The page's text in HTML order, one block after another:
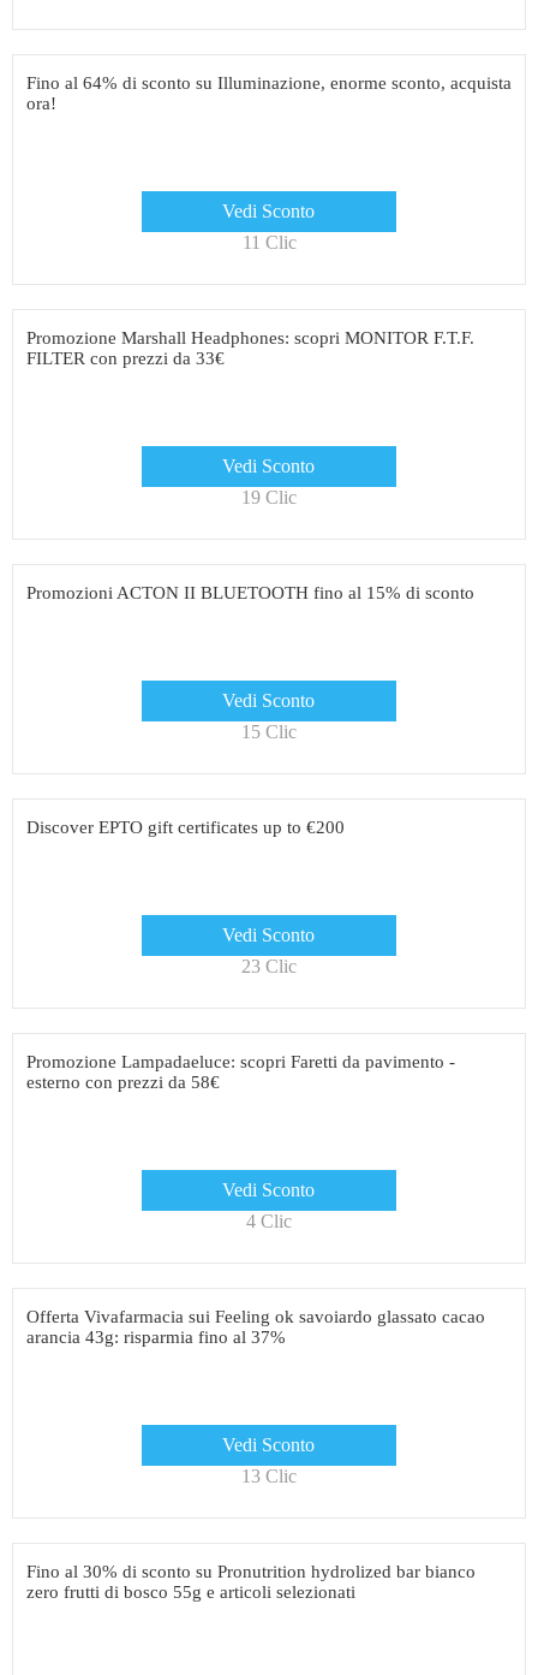
Fino al 64% di sconto su Illuminazione, enorme sconto, acquista
ora!
Vedi Sconto
11 Clic
Promozione Marshall Headphones: scopri MONITOR F.T.F.
FILTER con prezzi da 33€
Vedi Sconto
19 Clic
Promozioni ACTON II BLUETOOTH fino al 15% di sconto
Vedi Sconto
15 Clic
Discover EPTO gift certificates up to €200
Vedi Sconto
23 Clic
Promozione Lampadaeluce: scopri Faretti da pavimento -
esterno con prezzi da 58€
Vedi Sconto
4 Clic
Offerta Vivafarmacia sui Feeling ok savoiardo glassato cacao
arancia 43g: risparmia fino al 37%
Vedi Sconto
13 Clic
Fino al 30% di sconto su Pronutrition hydrolized bar bianco
zero frutti di bosco 55g e articoli selezionati